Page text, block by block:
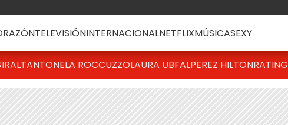
TELEVISIÓNINTERNACIONALNETFLIXMÚSICASEXY
ANTONELA ROCCUZZOLAURA UBFALPEREZ HILTONRATING